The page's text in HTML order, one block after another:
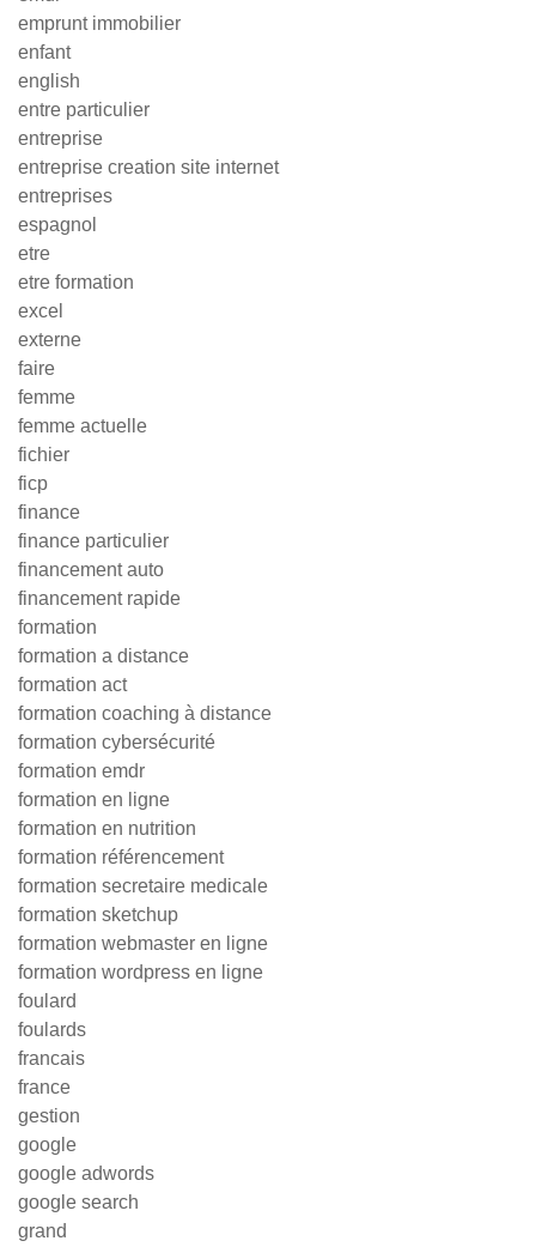
emprunt immobilier
enfant
english
entre particulier
entreprise
entreprise creation site internet
entreprises
espagnol
etre
etre formation
excel
externe
faire
femme
femme actuelle
fichier
ficp
finance
finance particulier
financement auto
financement rapide
formation
formation a distance
formation act
formation coaching à distance
formation cybersécurité
formation emdr
formation en ligne
formation en nutrition
formation référencement
formation secretaire medicale
formation sketchup
formation webmaster en ligne
formation wordpress en ligne
foulard
foulards
francais
france
gestion
google
google adwords
google search
grand